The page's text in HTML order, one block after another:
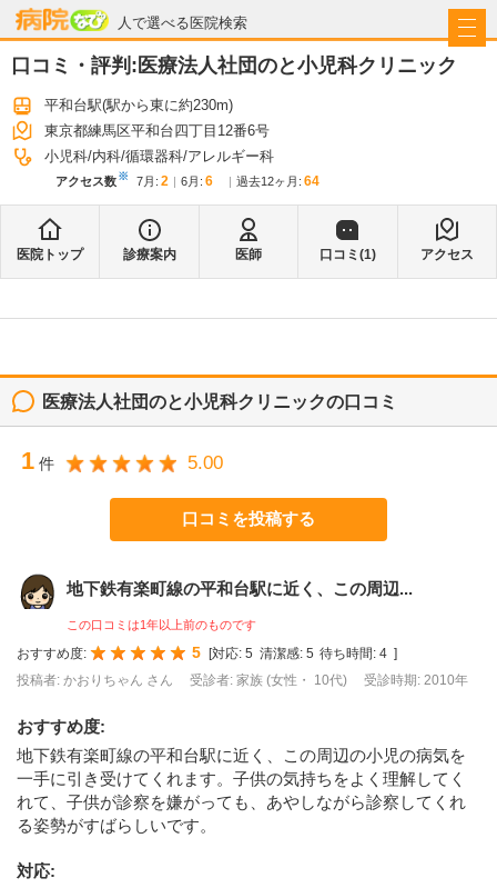
人で選べる医院検索
病院なび
口コミ・評判:医療法人社団のと小児科クリニック
平和台駅(駅から東に約230m)
東京都練馬区平和台四丁目12番6号
小児科 内科 循環器科 アレルギー科
アクセス数※ 7月 : 2 6月 : 6 過去12ヶ月: 64
医院トップ 診療案内 医師 口コミ(1) アクセス
医療法人社団のと小児科クリニックの口コミ
1 件 5.00
口コミを投稿する
地下鉄有楽町線の平和台駅に近く、この周辺...
この口コミは1年以上前のものです
おすすめ度: 5 [対応: 5 清潔感: 5 待ち時間: 4 ]
投稿者: かおりちゃん さん
受診者: 家族 (女性・ 10代) 受診時期: 2010年
おすすめ度:
地下鉄有楽町線の平和台駅に近く、この周辺の小児の病気を
一手に引き受けてくれます。子供の気持ちをよく理解してく
れて、子供が診察を嫌がっても、あやしながら診察してくれ
る姿勢がすばらしいです。
対応: